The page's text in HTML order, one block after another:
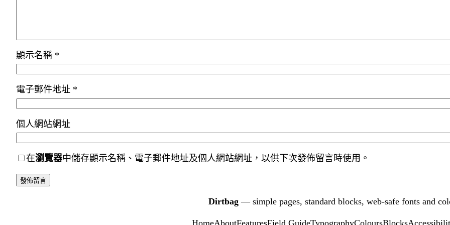
顯示名稱 *
電子郵件地址 *
個人網站網址
在瀏覽器中儲存顯示名稱、電子郵件地址及個人網站網址，以供下次發佈留言時使用。
Dirtbag— simple pages, standard blocks, web-safe fonts and